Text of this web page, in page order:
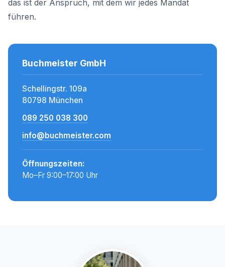
das ist der Anspruch, mit dem wir jedes Mandat
führen.
Buchmeister GmbH
Schellingstr. 109a
80798 München
089 250 038 300
info@buchmeister.com
Öffnungszeiten:
Mo–Fr 9:00–17:00 Uhr